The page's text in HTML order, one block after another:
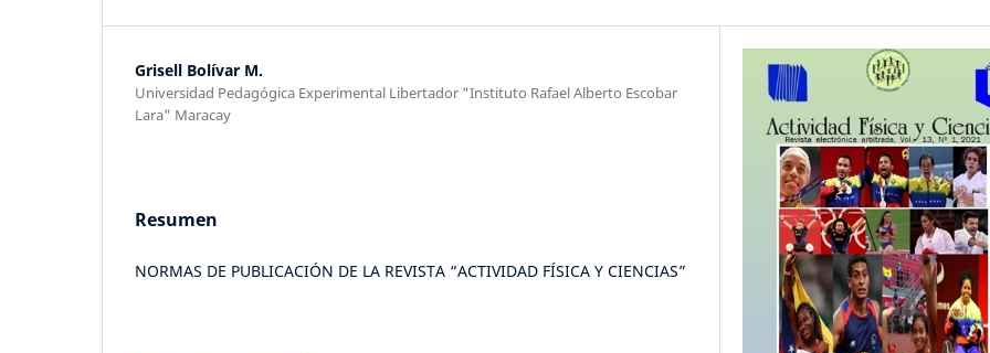
Grisell Bolívar M.
Universidad Pedagógica Experimental Libertador "Instituto Rafael Alberto Escobar
Lara" Maracay
Resumen
NORMAS DE PUBLICACIÓN DE LA REVISTA “ACTIVIDAD FÍSICA Y CIENCIAS”